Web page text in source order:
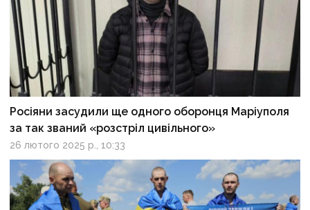
Росіяни засудили ще одного оборонця Маріуполя
за так званий «розстріл цивільного»
26 лютого 2025 р., 10:33